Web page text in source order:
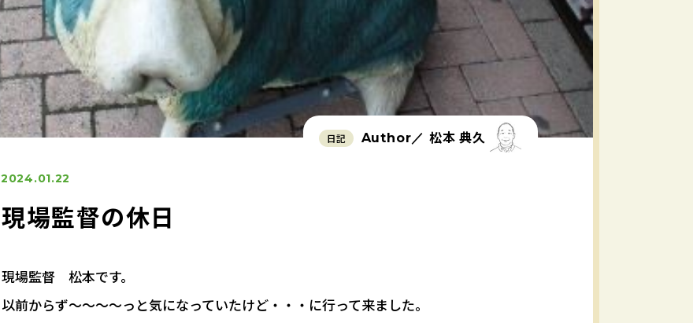
日記 Author／ 松本 典久
2024.01.22
現場監督の休日
現場監督 松本です。
以前からず～～～～っと気になっていたけど・・・に行って来ました。